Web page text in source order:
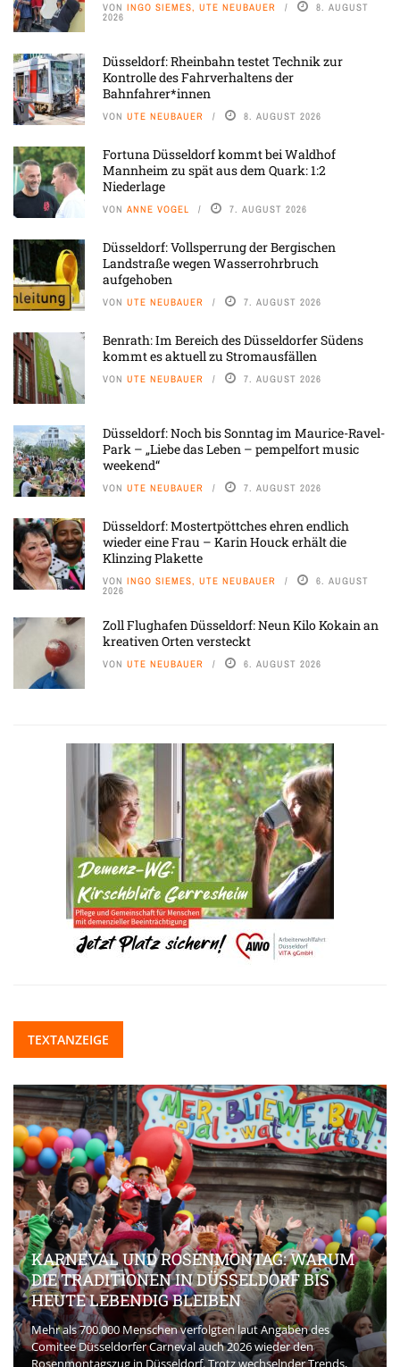
VON INGO SIEMES, UTE NEUBAUER 8. AUGUST
2026
Düsseldorf: Rheinbahn testet Technik zur
Kontrolle des Fahrverhaltens der
Bahnfahrer*innen
VON UTE NEUBAUER 8. AUGUST 2026
Fortuna Düsseldorf kommt bei Waldhof
Mannheim zu spät aus dem Quark: 1:2
Niederlage
VON ANNE VOGEL 7. AUGUST 2026
Düsseldorf: Vollsperrung der Bergischen
Landstraße wegen Wasserrohrbruch
aufgehoben
VON UTE NEUBAUER 7. AUGUST 2026
Benrath: Im Bereich des Düsseldorfer Südens
kommt es aktuell zu Stromausfällen
VON UTE NEUBAUER 7. AUGUST 2026
Düsseldorf: Noch bis Sonntag im Maurice-Ravel-
Park – „Liebe das Leben – pempelfort music
weekend“
VON UTE NEUBAUER 7. AUGUST 2026
Düsseldorf: Mostertpöttches ehren endlich
wieder eine Frau – Karin Houck erhält die
Klinzing Plakette
VON INGO SIEMES, UTE NEUBAUER 6. AUGUST
2026
Zoll Flughafen Düsseldorf: Neun Kilo Kokain an
kreativen Orten versteckt
VON UTE NEUBAUER 6. AUGUST 2026
TEXTANZEIGE
KARNEVAL UND ROSENMONTAG: WARUM
DIE TRADITIONEN IN DÜSSELDORF BIS
HEUTE LEBENDIG BLEIBEN
Mehr als 700.000 Menschen verfolgten laut Angaben des
Comitee Düsseldorfer Carneval auch 2026 wieder den
Rosenmontagszug in Düsseldorf. Trotz wechselnder Trends,